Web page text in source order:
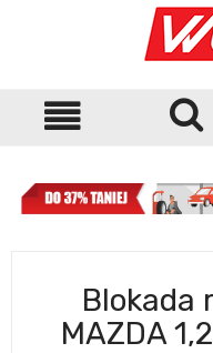
Blokada
MAZDA